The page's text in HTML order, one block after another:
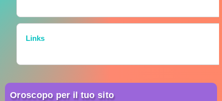
Links
Oroscopo per il tuo sito